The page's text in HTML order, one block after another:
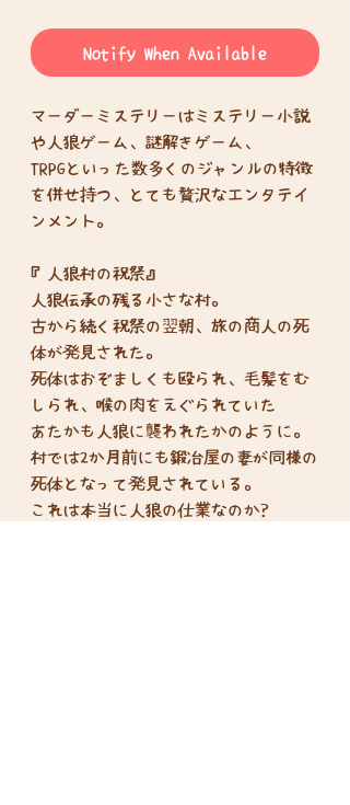
Notify When Available
マーダーミステリーはミステリー小説
や人狼ゲーム、謎解きゲーム、
TRPGといった数多くのジャンルの特徴
を併せ持つ、とても贅沢なエンタテイ
ンメント。
『人狼村の祝祭』
人狼伝承の残る小さな村。
古から続く祝祭の翌朝、旅の商人の死
体が発見された。
死体はおぞましくも殴られ、毛髪をむ
しられ、喉の肉をえぐられていた——
あたかも人狼に襲われたかのように。
村では2か月前にも鍛冶屋の妻が同様の
死体となって発見されている。
これは本当に人狼の仕業なのか?